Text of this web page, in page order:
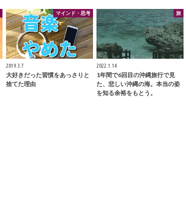
マインド・思考
2019.3.7
大好きだった習慣をあっさりと
捨てた理由
旅
2022.1.14
1年間で6回目の沖縄旅行で見
た、悲しい沖縄の海。本当の姿
を知る余裕をもとう。